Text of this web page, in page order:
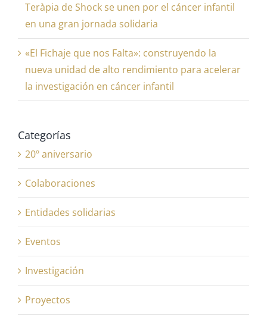
Teràpia de Shock se unen por el cáncer infantil
en una gran jornada solidaria
«El Fichaje que nos Falta»: construyendo la
nueva unidad de alto rendimiento para acelerar
la investigación en cáncer infantil
Categorías
20º aniversario
Colaboraciones
Entidades solidarias
Eventos
Investigación
Proyectos